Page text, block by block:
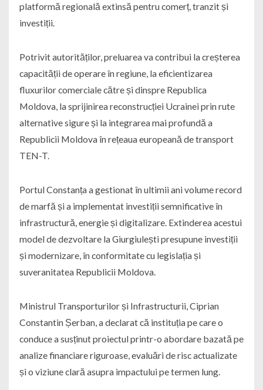
platformă regională extinsă pentru comerț, tranzit și
investiții.
Potrivit autorităților, preluarea va contribui la creșterea
capacității de operare în regiune, la eficientizarea
fluxurilor comerciale către și dinspre Republica
Moldova, la sprijinirea reconstrucției Ucrainei prin rute
alternative sigure și la integrarea mai profundă a
Republicii Moldova în rețeaua europeană de transport
TEN-T.
Portul Constanța a gestionat în ultimii ani volume record
de marfă și a implementat investiții semnificative în
infrastructură, energie și digitalizare. Extinderea acestui
model de dezvoltare la Giurgiulești presupune investiții
și modernizare, în conformitate cu legislația și
suveranitatea Republicii Moldova.
Ministrul Transporturilor și Infrastructurii, Ciprian
Constantin Șerban, a declarat că instituția pe care o
conduce a susținut proiectul printr-o abordare bazată pe
analize financiare riguroase, evaluări de risc actualizate
și o viziune clară asupra impactului pe termen lung.